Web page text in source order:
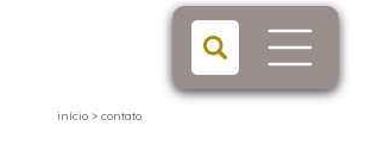
início> contato